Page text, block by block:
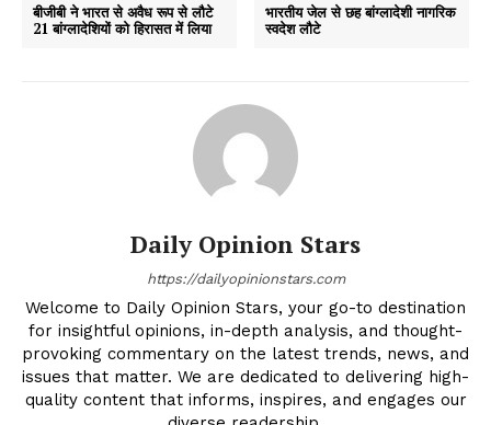
बीजीबी ने भारत से अवैध रूप से लौटे
21 बांग्लादेशियों को हिरासत में लिया
भारतीय जेल से छह बांग्लादेशी नागरिक
स्वदेश लौटे
Daily Opinion Stars
https://dailyopinionstars.com
Welcome to Daily Opinion Stars, your go-to destination
for insightful opinions, in-depth analysis, and thought-
provoking commentary on the latest trends, news, and
issues that matter. We are dedicated to delivering high-
quality content that informs, inspires, and engages our